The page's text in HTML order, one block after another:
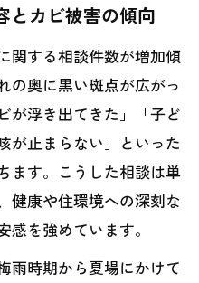
とカビ被害の傾向
関する相談件数が増加傾
の奥に黒い斑点が広がっ
が浮き出てきた」「子ど
が止まらない」といった
ます。こうした相談は単
健康や住環境への深刻な
を強めています。
雨時期から夏場にかけて